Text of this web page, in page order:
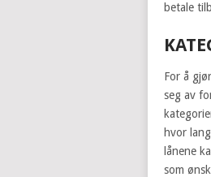
betale
For å
seg av
hvor
lånene
som